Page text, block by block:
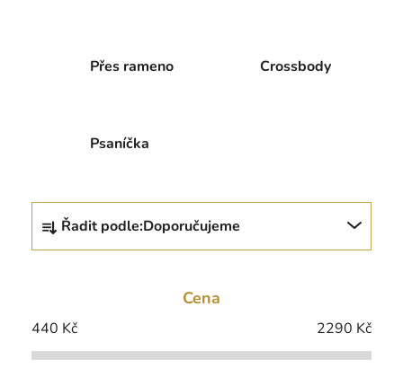
Přes rameno Crossbody
Psaníčka
Ř
z
í
p
Řadit podle:Doporučujeme
Cena
440 Kč 2290 Kč